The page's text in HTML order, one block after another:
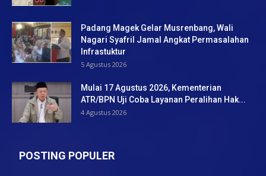
Padang Magek Gelar Musrenbang, Wali
Nagari Syafril Jamal Angkat Permasalahan
Infrastuktur
5 Agustus 2026
Mulai 17 Agustus 2026, Kementerian
ATR/BPN Uji Coba Layanan Peralihan Hak...
4 Agustus 2026
POSTING POPULER